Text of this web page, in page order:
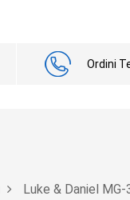
Ordini
Luke & Daniel